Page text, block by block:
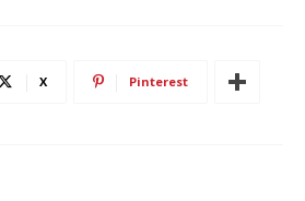
X Pinterest